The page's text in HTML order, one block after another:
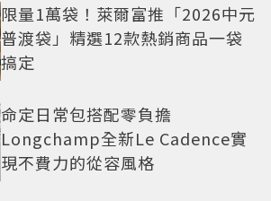
限量1萬袋！萊爾富推「2026中元
普渡袋」精選12款熱銷商品一袋
搞定
命定日常包搭配零負擔
Longchamp全新Le Cadence實
現不費力的從容風格